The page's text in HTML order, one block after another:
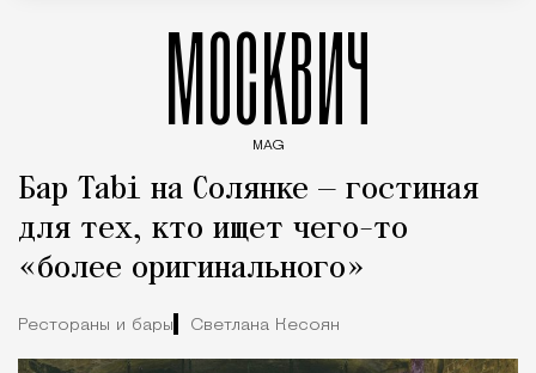
МОСКВИЧ
MAG
Бар Tabi на Солянке — гостиная
для тех, кто ищет чего-то
«более оригинального»
Рестораны и бары Светлана Кесоян